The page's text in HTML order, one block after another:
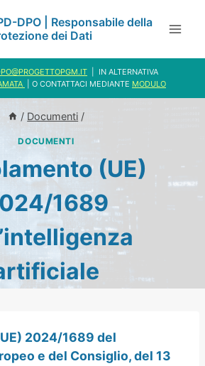
DPO | Responsabile della
dei Dati
| IN ALTERNATIVA
| O CONTATTACI MEDIANTE MODULO
/ Documenti /
DOCUMENTI
(UE)
1689
2024/1689 del
e del Consiglio, del 13